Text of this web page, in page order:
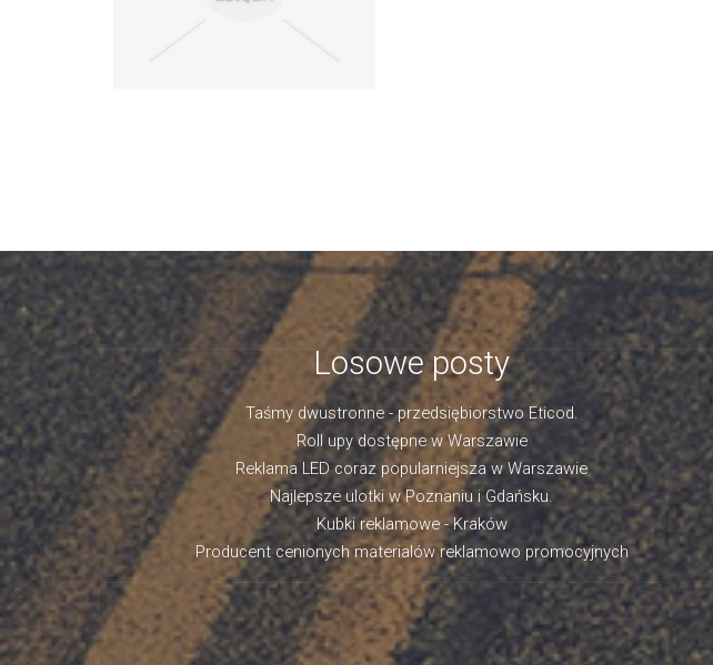
Losowe posty
Taśmy dwustronne - przedsiębiorstwo Eticod.
Roll upy dostępne w Warszawie
Reklama LED coraz popularniejsza w Warszawie
Najlepsze ulotki w Poznaniu i Gdańsku.
Kubki reklamowe - Kraków
Producent cenionych materialów reklamowo promocyjnych